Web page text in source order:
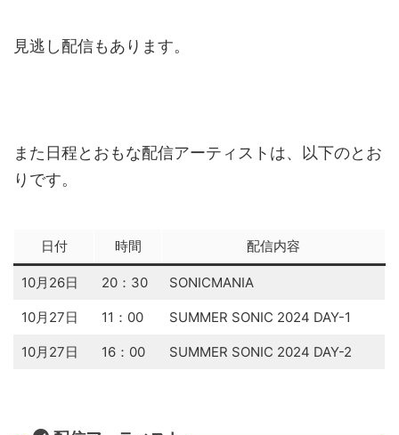
見逃し配信もあります。
また日程とおもな配信アーティストは、以下のとお
りです。
日付 時間 配信内容
10月26日 20：30 SONICMANIA
10月27日 11：00 SUMMER SONIC 2024 DAY-1
10月27日 16：00 SUMMER SONIC 2024 DAY-2